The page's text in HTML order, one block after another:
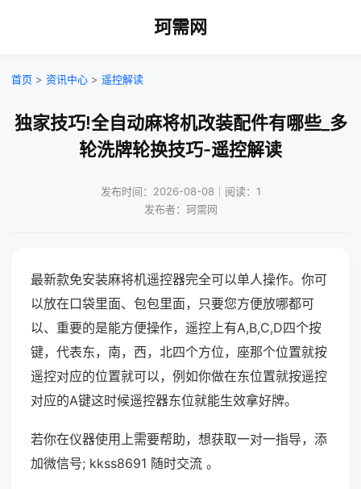
珂需网
首页 > 资讯中心 > 遥控解读
独家技巧!全自动麻将机改装配件有哪些_多
轮洗牌轮换技巧-遥控解读
发布时间：2026-08-08｜阅读：1
发布者：珂需网
最新款免安装麻将机遥控器完全可以单人操作。你可
以放在口袋里面、包包里面，只要您方便放哪都可
以、重要的是能方便操作，遥控上有A,B,C,D四个按
键，代表东，南，西，北四个方位，座那个位置就按
遥控对应的位置就可以，例如你做在东位置就按遥控
对应的A键这时候遥控器东位就能生效拿好牌。
若你在仪器使用上需要帮助，想获取一对一指导，添
加微信号; kkss8691 随时交流 。